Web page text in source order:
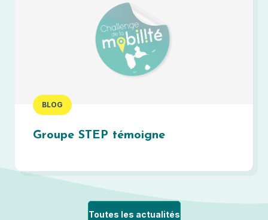
BLOG
Groupe STEP témoigne
Toutes les actualités